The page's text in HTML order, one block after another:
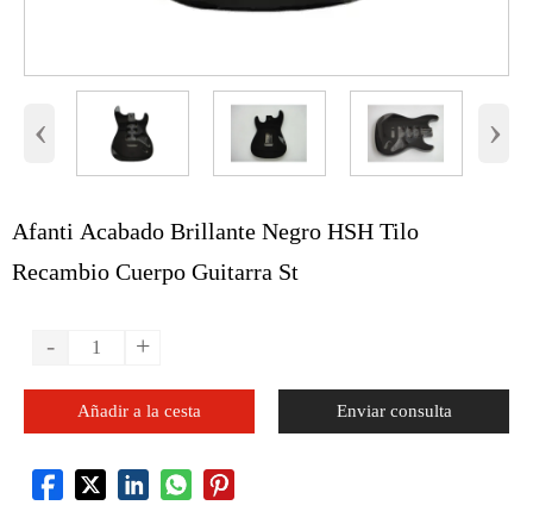
‹ ›
Afanti Acabado Brillante Negro HSH Tilo
Recambio Cuerpo Guitarra St
- +
Añadir a la cesta Enviar consulta